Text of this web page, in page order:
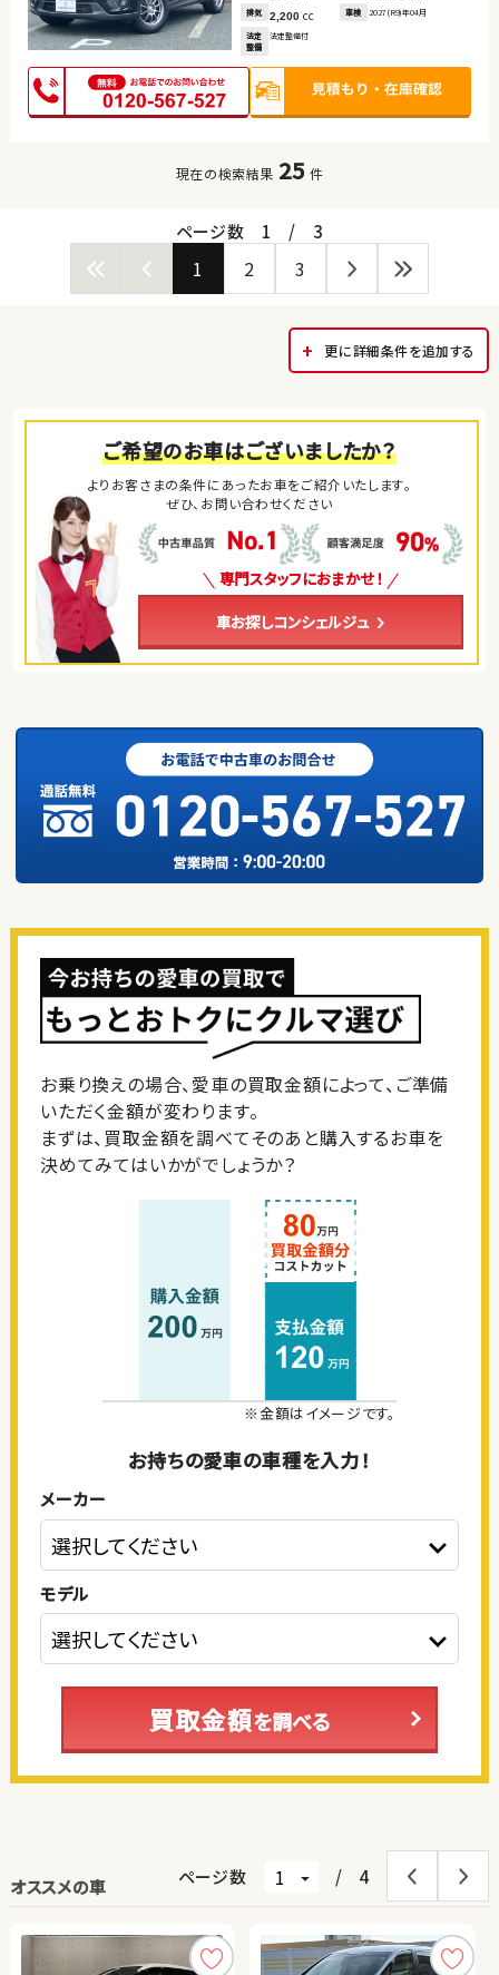
排気 2,200 cc 車検 2027(R9)年04月
法定
整備
法定整備付
現在の検索結果 25 件
ページ数 1 / 3
1 2 3
更に詳細条件を追加する
ご希望のお車はございましたか？
よりお客さまの条件にあったお車をご紹介いたします。
ぜひ、お問い合わせください
専門スタッフにおまかせ！
車お探しコンシェルジュ
お乗り換えの場合、愛車の買取金額によって、ご準備
いただく金額が変わります。
まずは、買取金額を調べてそのあと購入するお車を
決めてみてはいかがでしょうか？
※金額はイメージです。
お持ちの愛車の車種を入力！
メーカー
モデル
買取金額を調べる
オススメの車 ページ数 / 4